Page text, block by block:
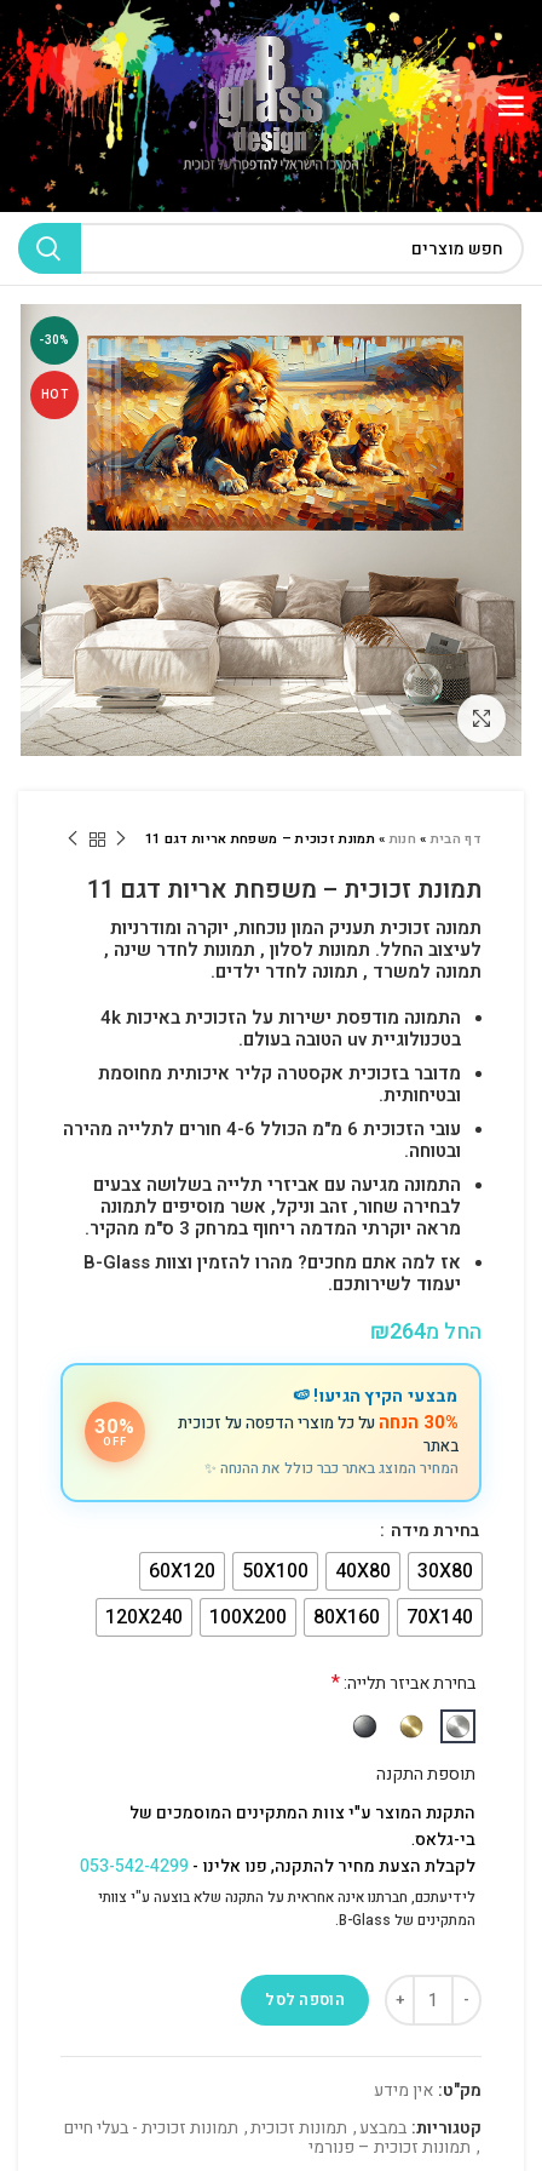
-30%
HOT
לחץ להגדלה
דף הבית» חנות»תמונת זכוכית – משפחת אריות דגם 11
תמונת זכוכית – משפחת אריות דגם 11
תמונה זכוכית תעניק המון נוכחות, יוקרה ומודרניות
לעיצוב החלל. תמונות לסלון , תמונות לחדר שינה ,
תמונה למשרד , תמונה לחדר ילדים.
התמונה מודפסת ישירות על הזכוכית באיכות 4k
בטכנולוגיית uv הטובה בעולם.
מדובר בזכוכית אקסטרה קליר איכותית מחוסמת
ובטיחותית.
עובי הזכוכית 6 מ"מ הכולל 4-6 חורים לתלייה מהירה
ובטוחה.
התמונה מגיעה עם אביזרי תלייה בשלושה צבעים
לבחירה שחור, זהב וניקל, אשר מוסיפים לתמונה
מראה יוקרתי המדמה ריחוף במרחק 3 ס"מ מהקיר.
אז למה אתם מחכים? מהרו להזמין וצוות B-Glass
יעמוד לשירותכם.
החל מ ₪264
מבצעי הקיץ הגיעו! 🍉
30% הנחה
על כל מוצרי הדפסה על זכוכית
באתר
המחיר המוצג באתר כבר כולל את ההנחה ✨
30%
OFF
בחירת מידה
30X80
40X80
50X100
60X120
70X140
80X160
100X200
120X240
בחירת אביזר תלייה:*
תוספת התקנה
התקנת המוצר ע"י צוות המתקינים המוסמכים של
בי-גלאס.
לקבלת הצעת מחיר להתקנה, פנו אלינו -053-542-4299
לידיעתכם, חברתנו אינה אחראית על התקנה שלא בוצעה ע"י צוותי
המתקינים של B-Glass.
הוספה לסל
מק"ט: אין מידע
קטגוריות: במבצע, תמונות זכוכית, תמונות זכוכית - בעלי חיים
, תמונות זכוכית – פנורמי